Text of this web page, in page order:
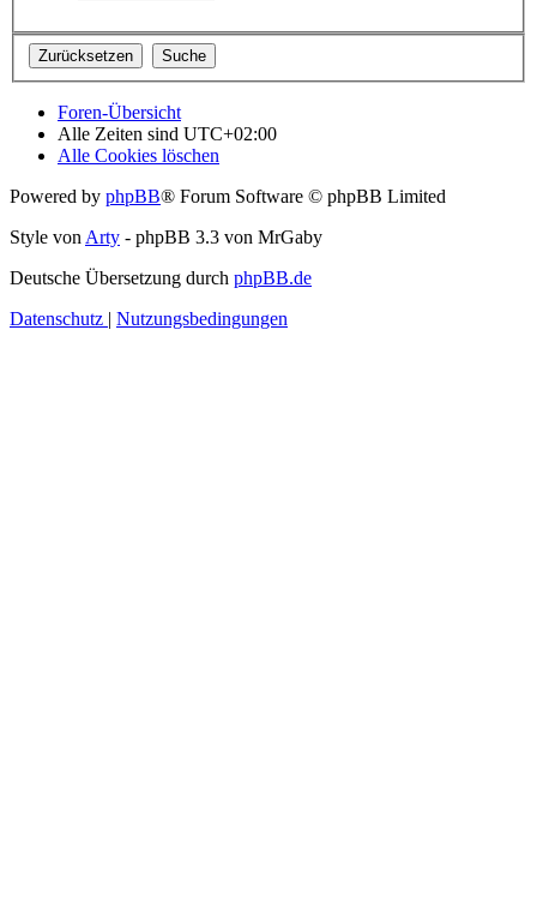
Foren-Übersicht
Alle Zeiten sind UTC+02:00
Alle Cookies löschen
Powered by phpBB® Forum Software © phpBB Limited
Style von Arty - phpBB 3.3 von MrGaby
Deutsche Übersetzung durch phpBB.de
Datenschutz | Nutzungsbedingungen